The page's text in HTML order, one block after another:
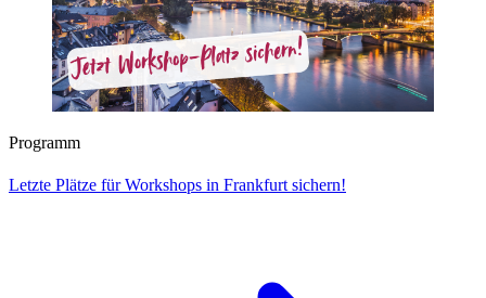
Programm
Letzte Plätze für Workshops in Frankfurt sichern!